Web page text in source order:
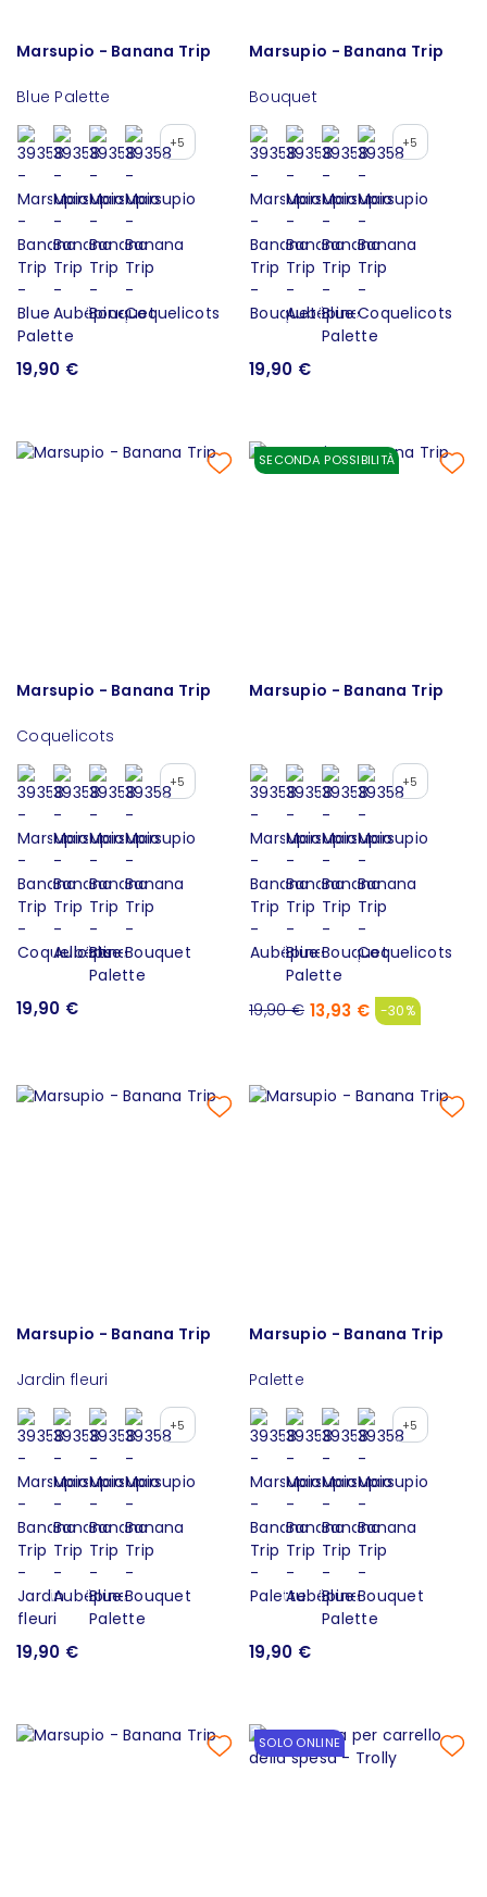
Marsupio - Banana Trip
Blue Palette
+5
19,90 €
Marsupio - Banana Trip
Bouquet
+5
19,90 €
Marsupio - Banana Trip
Coquelicots
+5
19,90 €
SECONDA POSSIBILITÀ
Marsupio - Banana Trip
+5
19,90 € 13,93 € -30%
Marsupio - Banana Trip
Jardin fleuri
+5
19,90 €
Marsupio - Banana Trip
Palette
+5
19,90 €
SOLO ONLINE